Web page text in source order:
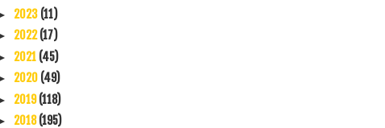
2023 (11)
2022(17)
2021 (45)
2020 (49)
2019(118)
2018(195)